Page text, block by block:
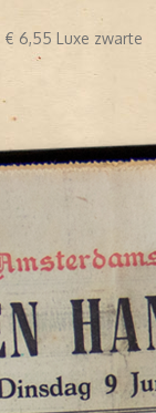
€ 6,55 Luxe zwarte